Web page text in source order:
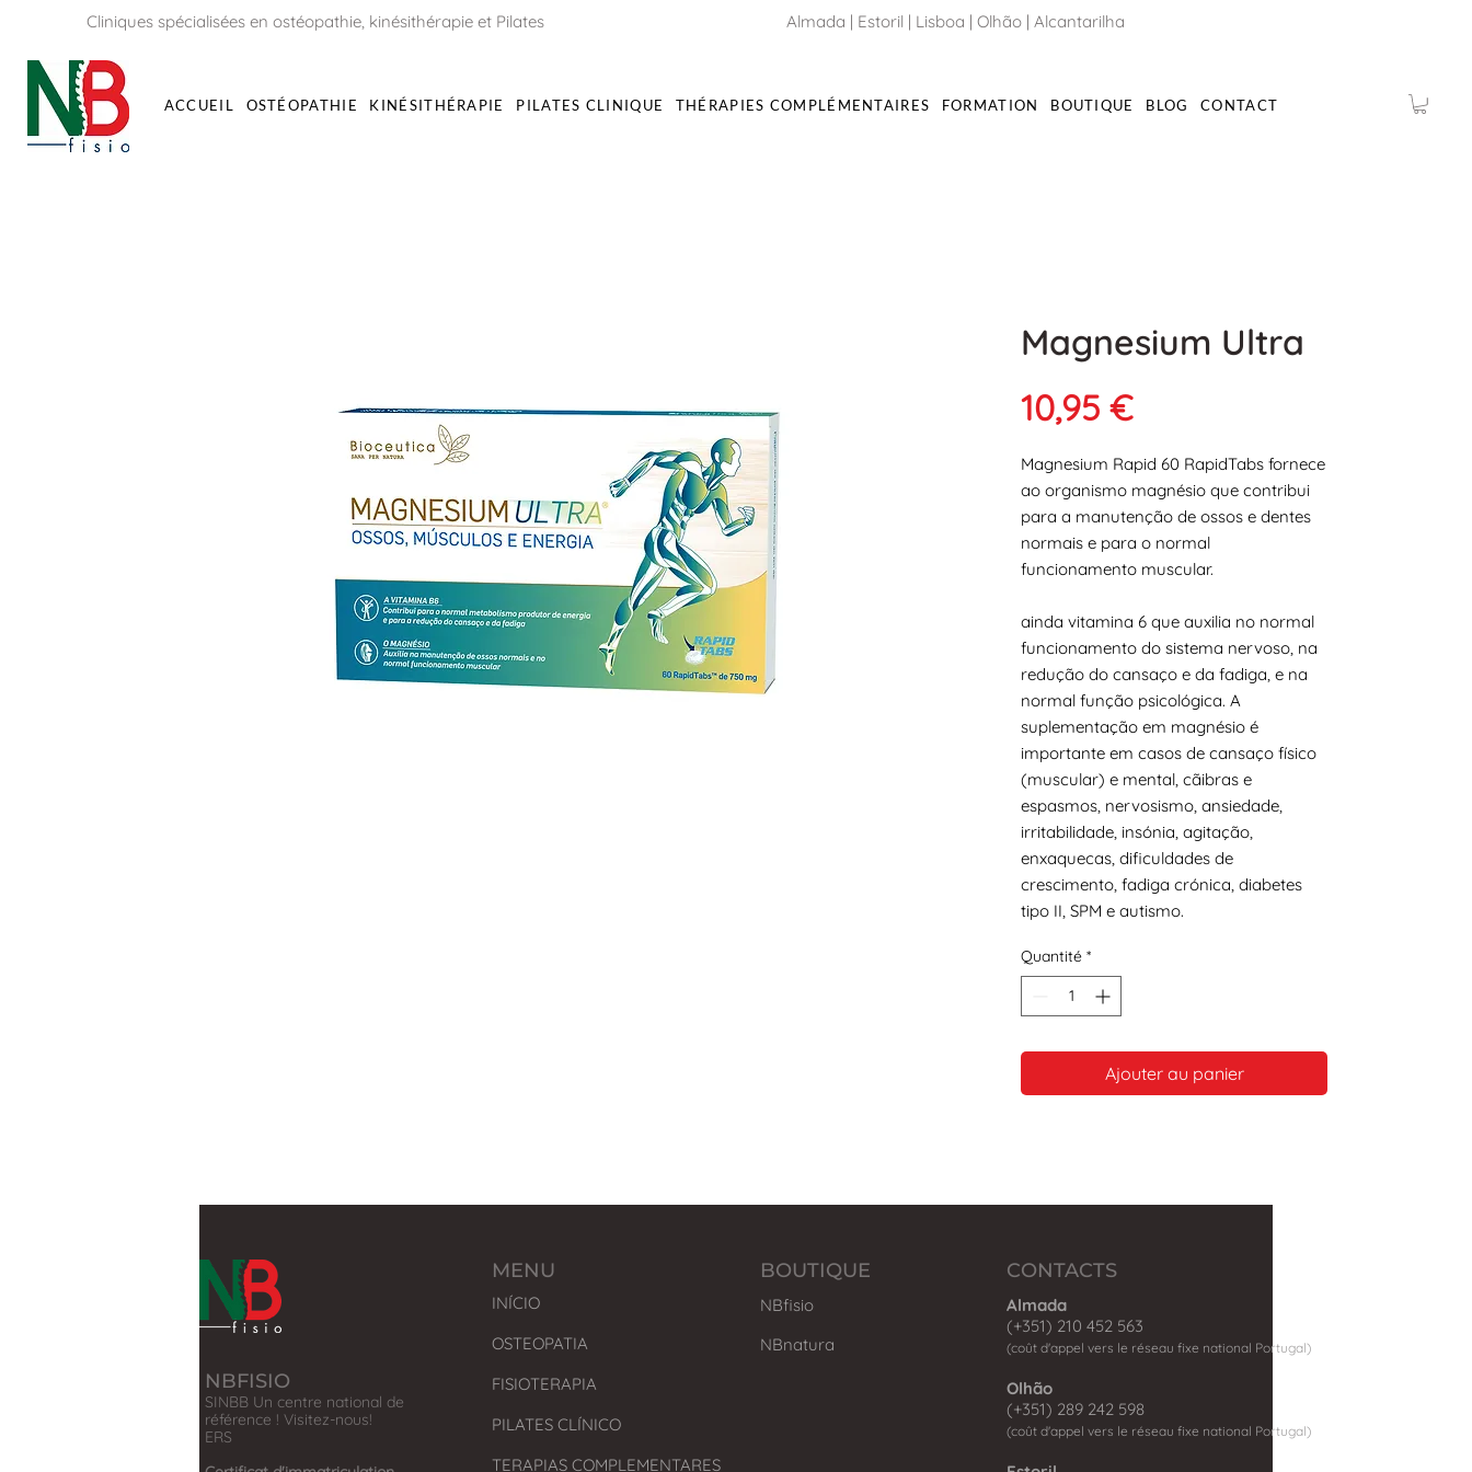
Cliniques spécialisées en ostéopathie, kinésithérapie et Pilates Almada | Estoril| Lisboa | Olhão| Alcantarilha
ACCUEIL OSTÉOPATHIE KINÉSITHÉRAPIE PILATES CLINIQUE THÉRAPIES COMPLÉMENTAIRES FORMATION BOUTIQUE BLOG CONTACT
Magnesium Ultra
10,95 €Prix
Magnesium Rapid 60 RapidTabs fornece
ao organismo magnésio que contribui
para a manutenção de ossos e dentes
normais e para o normal
funcionamento muscular.
ainda vitamina 6 que auxilia no normal
funcionamento do sistema nervoso, na
redução do cansaço e da fadiga, e na
normal função psicológica. A
suplementação em magnésio é
importante em casos de cansaço físico
(muscular) e mental, cãibras e
espasmos, nervosismo, ansiedade,
irritabilidade, insónia, agitação,
enxaquecas, dificuldades de
crescimento, fadiga crónica, diabetes
tipo II, SPM e autismo.
Quantité *
Ajouter au panier
NBFISIO
SINBB Un centre national de
référence ! Visitez-nous!
​ERS
MENU
INÍCIO
OSTEOPATIA
FISIOTERAPIA
PILATES CLÍNICO
TERAPIAS COMPLEMENTARES
BOUTIQUE
NBfisio
NBnatura
CONTACTS
Almada
(+351) 210 452 563
(coût d'appel vers le réseau fixe national Portugal)
Olhão
(+351) 289 242 598
(coût d'appel vers le réseau fixe national Portugal)